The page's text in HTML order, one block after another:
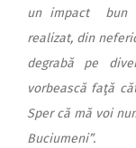
un impact bun
realizat, din
degrabă pe
vorbească faţă
Sper că mă voi
Buciumeni”.